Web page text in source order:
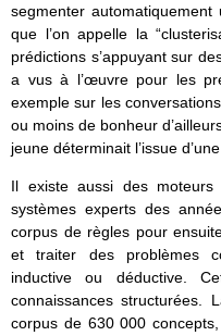
segmenter
que l’on appelle la
prédictions s’appuyant sur
a vus à l’œuvre pour les
exemple sur les
ou moins de bonheur
jeune déterminait l’issue
Il existe aussi des moteurs
systèmes experts des
corpus de règles pour
et traiter des problèmes
inductive ou déductive.
connaissances structurées.
corpus de 630 000